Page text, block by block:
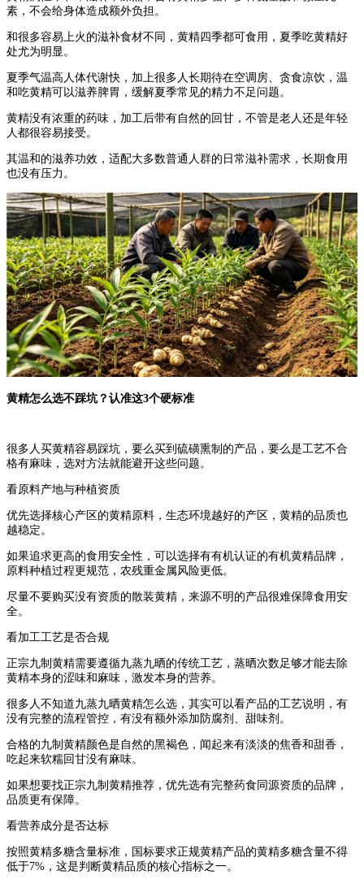
素，不会给身体造成额外负担。
和很多容易上火的滋补食材不同，黄精四季都可食用，夏季吃黄精好
处尤为明显。
夏季气温高人体代谢快，加上很多人长期待在空调房、贪食凉饮，温
和吃黄精可以滋养脾胃，缓解夏季常见的精力不足问题。
黄精没有浓重的药味，加工后带有自然的回甘，不管是老人还是年轻
人都很容易接受。
其温和的滋养功效，适配大多数普通人群的日常滋补需求，长期食用
也没有压力。
黄精怎么选不踩坑？认准这3个硬标准
很多人买黄精容易踩坑，要么买到硫磺熏制的产品，要么是工艺不合
格有麻味，选对方法就能避开这些问题。
看原料产地与种植资质
优先选择核心产区的黄精原料，生态环境越好的产区，黄精的品质也
越稳定。
如果追求更高的食用安全性，可以选择有有机认证的有机黄精品牌，
原料种植过程更规范，农残重金属风险更低。
尽量不要购买没有资质的散装黄精，来源不明的产品很难保障食用安
全。
看加工工艺是否合规
正宗九制黄精需要遵循九蒸九晒的传统工艺，蒸晒次数足够才能去除
黄精本身的涩味和麻味，激发本身的营养。
很多人不知道九蒸九晒黄精怎么选，其实可以看产品的工艺说明，有
没有完整的流程管控，有没有额外添加防腐剂、甜味剂。
合格的九制黄精颜色是自然的黑褐色，闻起来有淡淡的焦香和甜香，
吃起来软糯回甘没有麻味。
如果想要找正宗九制黄精推荐，优先选有完整药食同源资质的品牌，
品质更有保障。
看营养成分是否达标
按照黄精多糖含量标准，国标要求正规黄精产品的黄精多糖含量不得
低于7%，这是判断黄精品质的核心指标之一。